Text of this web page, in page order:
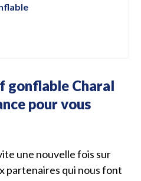
gonflable Charal
pour vous
une nouvelle fois sur
partenaires qui nous font